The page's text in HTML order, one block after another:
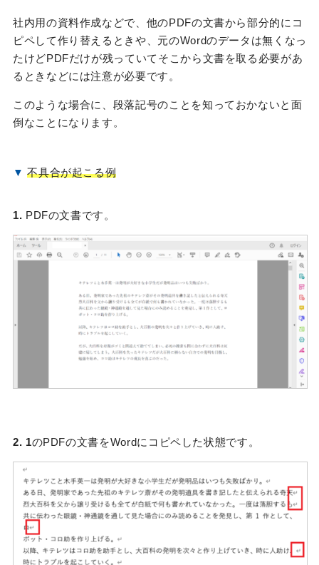
社内用の資料作成などで、他のPDFの文書から部分的にコ
ピペして作り替えるときや、元のWordのデータは無くなっ
たけどPDFだけが残っていてそこから文書を取る必要があ
るときなどには注意が必要です。
このような場合に、段落記号のことを知っておかないと面
倒なことになります。
▼ 不具合が起こる例
1. PDFの文書です。
2. 1のPDFの文書をWordにコピペした状態です。